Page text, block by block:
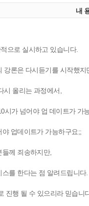
내
으로 실시하고 있습니다.
강론은 다시듣기를 시작했지
시 올리는 과정에서,
시가 넘어야 업 데이트가 가
업데이트가 가능하구요;;
께 죄송하지만,
를 한다는 점 알려드립니다.
진행 될 수 있으리라 믿습니